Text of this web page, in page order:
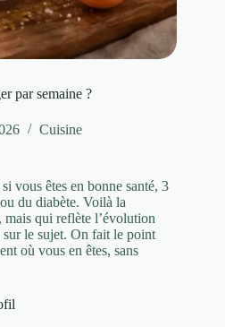
par semaine ?
Cuisine
vous êtes en bonne santé, 3
du diabète. Voilà la
mais qui reflète l’évolution
sur le sujet. On fait le point
où vous en êtes, sans